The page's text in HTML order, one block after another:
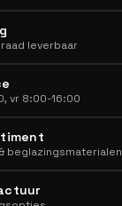
leverbaar
vr 8:00-16:00
beglazingsmaterialen